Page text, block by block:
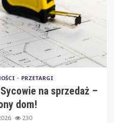
PRZETARGI
na sprzedaż –
dom!
230